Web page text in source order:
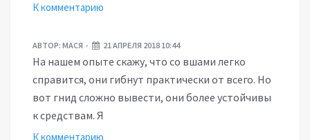
К комментарию
АВТОР: МАСЯ 21 АПРЕЛЯ 2018 10:44
На нашем опыте скажу, что со вшами легко
справится, они гибнут практически от всего. Но
вот гнид сложно вывести, они более устойчивы
к средствам. Я
К комментарию